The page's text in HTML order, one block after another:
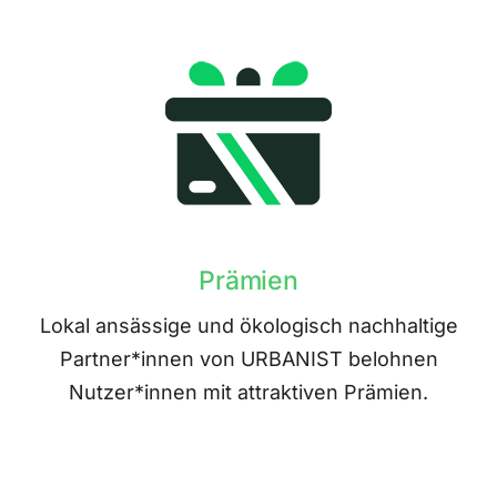
Prämien
Lokal ansässige und ökologisch nachhaltige
Partner*innen von URBANIST belohnen
Nutzer*innen mit attraktiven Prämien.